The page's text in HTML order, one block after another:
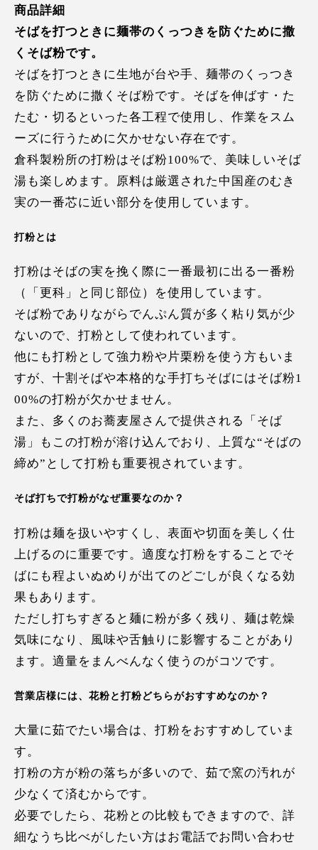
商品詳細
そばを打つときに麺帯のくっつきを防ぐために撒
くそば粉です。
そばを打つときに生地が台や手、麺帯のくっつき
を防ぐために撒くそば粉です。そばを伸ばす・た
たむ・切るといった各工程で使用し、作業をスム
ーズに行うために欠かせない存在です。
倉科製粉所の打粉はそば粉100%で、美味しいそば
湯も楽しめます。原料は厳選された中国産のむき
実の一番芯に近い部分を使用しています。
打粉とは
打粉はそばの実を挽く際に一番最初に出る一番粉
（「更科」と同じ部位）を使用しています。
そば粉でありながらでんぷん質が多く粘り気が少
ないので、打粉として使われています。
他にも打粉として強力粉や片栗粉を使う方もいま
すが、十割そばや本格的な手打ちそばにはそば粉1
00%の打粉が欠かせません。
また、多くのお蕎麦屋さんで提供される「そば
湯」もこの打粉が溶け込んでおり、上質な“そばの
締め”として打粉も重要視されています。
そば打ちで打粉がなぜ重要なのか？
打粉は麺を扱いやすくし、表面や切面を美しく仕
上げるのに重要です。適度な打粉をすることでそ
ばにも程よいぬめりが出てのどごしが良くなる効
果もあります。
ただし打ちすぎると麺に粉が多く残り、麺は乾燥
気味になり、風味や舌触りに影響することがあり
ます。適量をまんべんなく使うのがコツです。
営業店様には、花粉と打粉どちらがおすすめなのか？
大量に茹でたい場合は、打粉をおすすめしていま
す。
打粉の方が粉の落ちが多いので、茹で窯の汚れが
少なくて済むからです。
必要でしたら、花粉との比較もできますので、詳
細なうち比べがしたい方はお電話でお問い合わせ